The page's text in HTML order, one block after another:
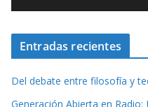
Entradas recientes
Del debate entre filosofía y
Generación Abierta en Radio: